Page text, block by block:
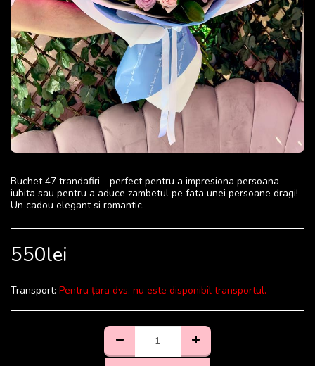
Buchet 47 trandafiri - perfect pentru a impresiona persoana
iubita sau pentru a aduce zambetul pe fata unei persoane dragi!
Un cadou elegant si romantic.
550lei
Transport: Pentru țara dvs. nu este disponibil transportul.